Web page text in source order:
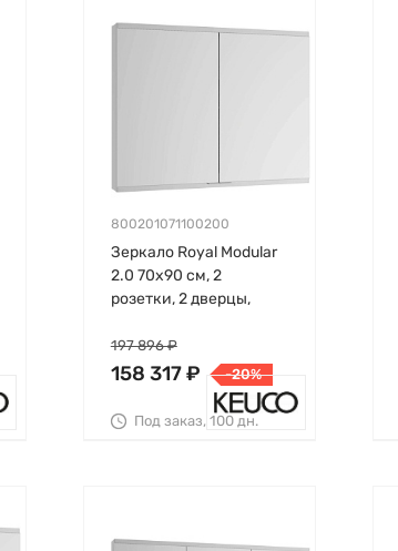
800201071100200
Зеркало Royal Modular
2.0 70х90 см, 2
розетки, 2 дверцы,
158 317 ₽
197 896 ₽
-20%
Под заказ, 100 дн.